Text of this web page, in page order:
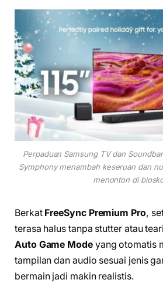
Perpaduan Samsung TV dan
Symphony menambah keseruan dan
menonton di
Berkat FreeSync Premium Pro,
terasa halus tanpa stutter atau
Auto Game Modeyang otomatis
tampilan dan audio sesuai jenis
bermain jadi makin realistis.